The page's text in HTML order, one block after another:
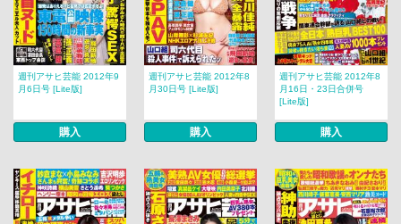
週刊アサヒ芸能 2012年9
月6日号 [Lite版]
購入
週刊アサヒ芸能 2012年8
月30日号 [Lite版]
購入
週刊アサヒ芸能 2012年8
月16日・23日合併号
[Lite版]
購入